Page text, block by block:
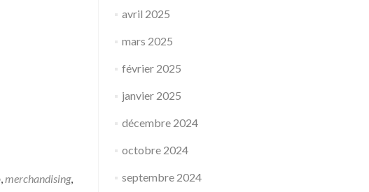
,merchandising,
avril 2025
mars 2025
février 2025
janvier 2025
décembre 2024
octobre 2024
septembre 2024